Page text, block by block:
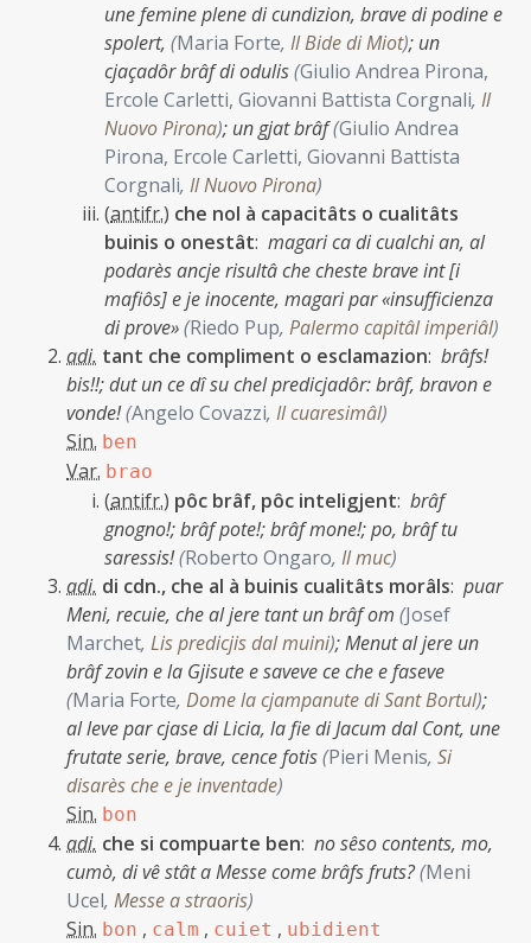
une femine plene di cundizion, brave di podine e
spolert, (Maria Forte, Il Bide di Miot); un
cjaçadôr brâf di odulis(Giulio Andrea Pirona,
Ercole Carletti, Giovanni Battista Corgnali, Il
Nuovo Pirona); un gjat brâf(Giulio Andrea
Pirona, Ercole Carletti, Giovanni Battista
Corgnali, Il Nuovo Pirona)
(antifr.) che nol à capacitâts o cualitâts
buinis o onestât: magari ca di cualchi an, al
podarès ancje risultâ che cheste brave int [i
mafiôs] e je inocente, magari par «insufficienza
di prove»(Riedo Pup, Palermo capitâl imperiâl)
adi. tant che compliment o esclamazion: brâfs!
bis!!;dut un ce dî su chel predicjadôr: brâf, bravon e
vonde!(Angelo Covazzi, Il cuaresimâl)
Sin. ben
Var. brao
(antifr.) pôc brâf, pôc inteligjent: brâf
gnogno!;brâf pote!;brâf mone!;po, brâf tu
saressis!(Roberto Ongaro, Il muc)
adi. di cdn., che al à buinis cualitâts morâls: puar
Meni, recuie, che al jere tant un brâf om (Josef
Marchet, Lis predicjis dal muini);Menut al jere un
brâf zovin e la Gjisute e saveve ce che e faseve
(Maria Forte, Dome la cjampanute di Sant Bortul);
al leve par cjase di Licia, la fie di Jacum dal Cont, une
frutate serie, brave, cence fotis(Pieri Menis, Si
disarès che e je inventade)
Sin. bon
adi. che si compuarte ben: no sêso contents, mo,
cumò, di vê stât a Messe come brâfs fruts?(Meni
Ucel, Messe a straoris)
Sin. bon , calm , cuiet , ubidient